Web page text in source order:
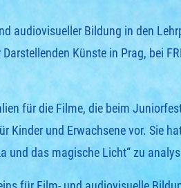
audiovisueller Bildung in den
Künste in Prag, bei
für die Filme, die beim
Kinder und Erwachsene vor. Sie
und das magische Licht“ zu